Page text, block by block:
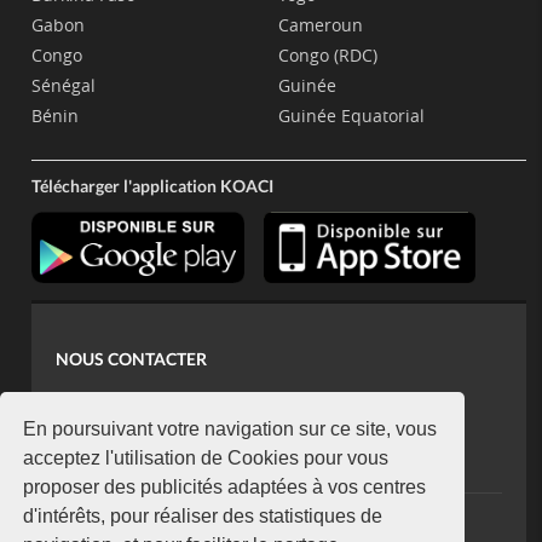
En poursuivant votre navigation sur ce site, vous
acceptez l'utilisation de Cookies pour vous
proposer des publicités adaptées à vos centres
d'intérêts, pour réaliser des statistiques de
Gabon
Congo
Sénégal
Bénin
Cameroun
Congo (RDC)
Guinée
Guinée Equatorial
Télécharger l'application KOACI
NOUS CONTACTER
koaci@yahoo.fr
+225 07 08 85 52 93
NEWSLETTER